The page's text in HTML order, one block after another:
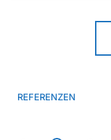
REFERENZEN